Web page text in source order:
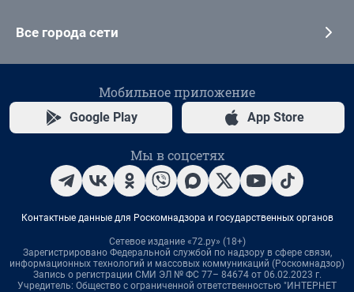
Все города сети
Мобильное приложение
Google Play App Store
Мы в соцсетях
Контактные данные для Роскомнадзора и государственных органов
Сетевое издание «72.ру» (18+)
Зарегистрировано Федеральной службой по надзору в сфере связи,
информационных технологий и массовых коммуникаций (Роскомнадзор)
Запись о регистрации СМИ ЭЛ № ФС 77– 84674 от 06.02.2023 г.
Учредитель: Общество с ограниченной ответственностью "ИНТЕРНЕТ